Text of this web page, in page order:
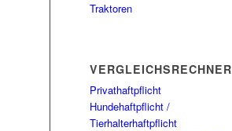
Traktoren
VERGLEICHSRECHNER
Privathaftpflicht
Hundehaftpflicht /
Tierhalterhaftpflicht